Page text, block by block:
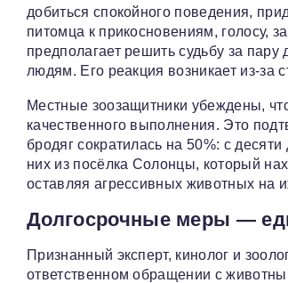
добиться спокойного поведения,
питомца к прикосновениям, голосу,
предполагает решить судьбу за
людям. Его реакция возникает из-за
Местные зоозащитники убеждены,
качественного выполнения. Это
бродяг сократилась на 50%: с
них из посёлка Солонцы, который
оставляя агрессивных животных на
Долгосрочные меры —
Признанный эксперт, кинолог и
ответственном обращении с